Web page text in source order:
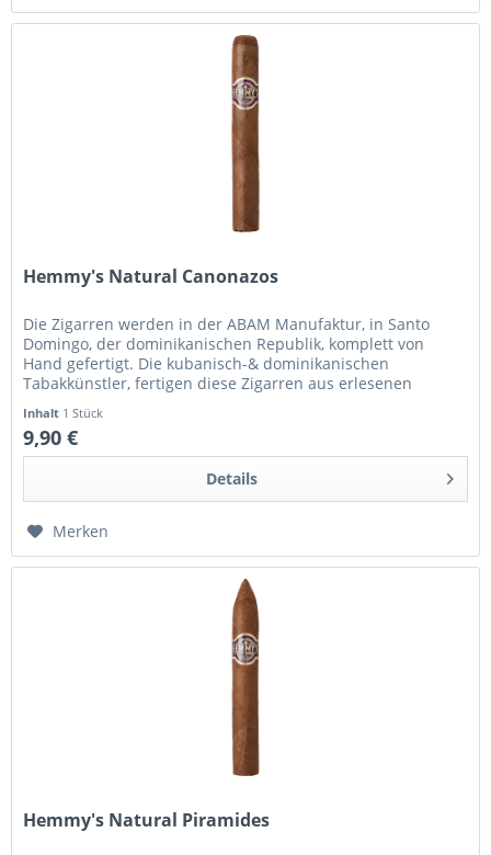
Hemmy's Natural Canonazos
Die Zigarren werden in der ABAM Manufaktur, in Santo
Domingo, der dominikanischen Republik, komplett von
Hand gefertigt. Die kubanisch-& dominikanischen
Tabakkünstler, fertigen diese Zigarren aus erlesenen
Inhalt 1 Stück
9,90 €
Details
Merken
Hemmy's Natural Piramides